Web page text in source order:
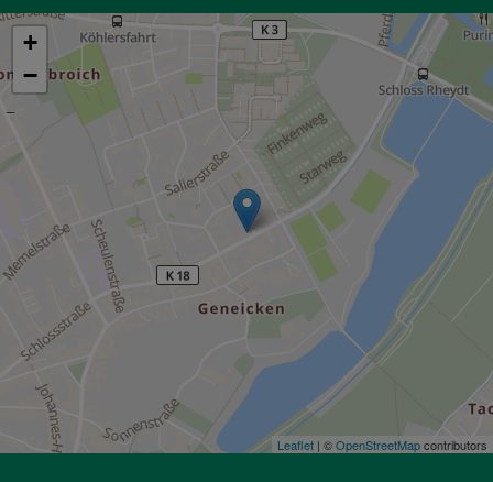
+
−
Leaflet | ©OpenStreetMapcontributors